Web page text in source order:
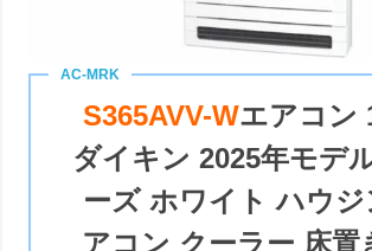
S365AVV-Wエアコン
ダイキン 2025年モデ
ーズ ホワイト ハウ
アコン クーラー 床置